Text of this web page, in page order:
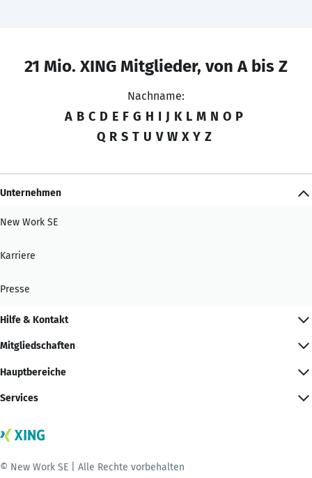
21 Mio. XING Mitglieder, von A bis Z
Nachname:
A B C D E F G H I J K L M N O P
Q R S T U V W X Y Z
Unternehmen
New Work SE
Karriere
Presse
Hilfe & Kontakt
Mitgliedschaften
Hauptbereiche
Services
© New Work SE | Alle Rechte vorbehalten